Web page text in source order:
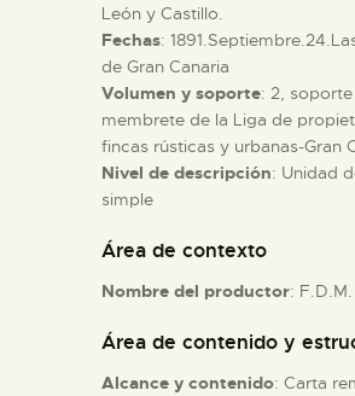
DIDÁCTICA
ESPAÑOL
León y Castillo.
Fechas:
de Gran Canaria
Volumen y soporte: 2,
membrete de la Liga de
fincas rústicas y urbanas-Gran
Nivel de descripción: Unidad
simple
Área de contexto
Nombre del productor: F.D.M.
Área de contenido y
Alcance y contenido: Carta